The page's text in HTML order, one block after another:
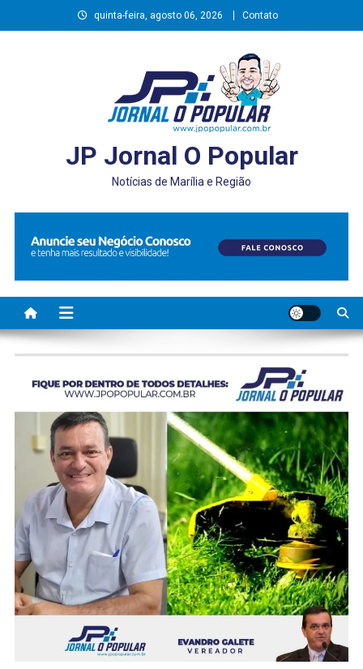
to
quinta-feira, agosto 06, 2026 Contato
JP Jornal O Popular
Notícias de Marília e Região